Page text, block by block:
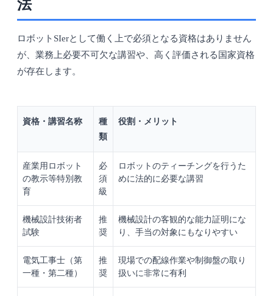
法
ロボットSIerとして働く上で必須となる資格はありません
が、業務上必要不可欠な講習や、高く評価される国家資格
が存在します。
資格・講習名称
種
類
役割・メリット
産業用ロボット
の教示等特別教
育
必
須
級
ロボットのティーチングを行うた
めに法的に必要な講習
機械設計技術者
試験
推
奨
機械設計の客観的な能力証明にな
り、手当の対象にもなりやすい
電気工事士（第
一種・第二種）
推
奨
現場での配線作業や制御盤の取り
扱いに非常に有利